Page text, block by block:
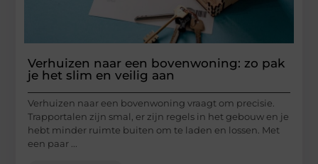
Verhuizen naar een bovenwoning: zo pak
je het slim en veilig aan
Verhuizen naar een bovenwoning vraagt om precisie.
Trapportalen zijn smal, er zijn regels in het gebouw en je
hebt minder ruimte buiten om te laden en lossen. Met
een paar ...